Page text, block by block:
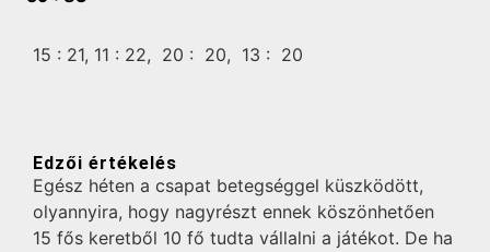
15 : 21, 11 : 22, 20 : 20, 13 : 20
Edzői értékelés
Egész héten a csapat betegséggel küszködött,
olyannyira, hogy nagyrészt ennek köszönhetően
15 fős keretből 10 fő tudta vállalni a játékot. De ha